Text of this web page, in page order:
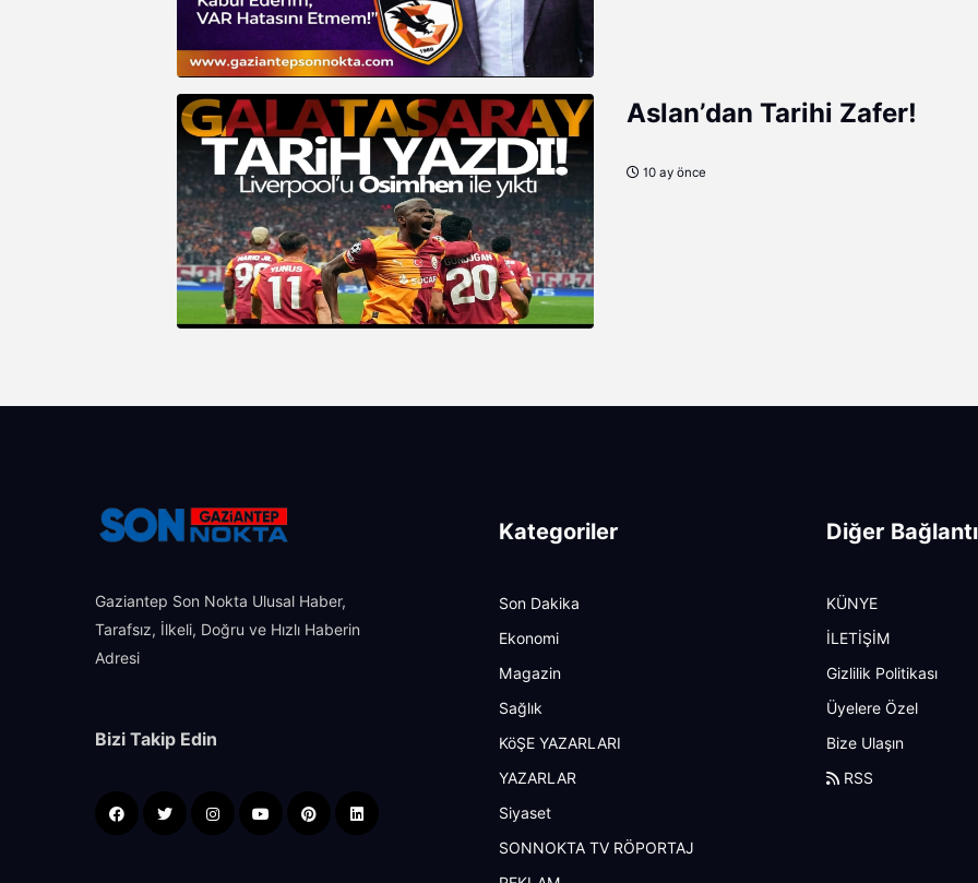
Aslan’dan Tarihi Zafer!
10 ay önce
Gaziantep Son Nokta Ulusal Haber,
Tarafsız, İlkeli, Doğru ve Hızlı Haberin
Adresi
Bizi Takip Edin
Kategoriler
Son Dakika
Ekonomi
Magazin
Sağlık
KöŞE YAZARLARI
YAZARLAR
Siyaset
SONNOKTA TV RÖPORTAJ
Diğer
KÜNYE
İLETİŞİM
Gizlilik Politikası
Üyelere Özel
Bize Ulaşın
RSS